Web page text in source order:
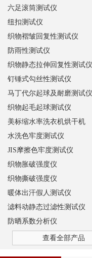
六足滚筒测试仪
纽扣测试仪
织物褶皱回复性测试仪
防雨性测试仪
织物静态拉伸回复性测试仪
钉锤式勾丝性测试仪
马丁代尔起球及耐磨测试仪
织物起毛起球测试仪
美标缩水率洗衣机烘干机
水洗色牢度测试仪
JIS摩擦色牢度测试仪
织物胀破强度仪
织物撕破强度仪
暖体出汗假人测试仪
滤料动静态过滤性测试仪
防晒系数分析仪
查看全部产品